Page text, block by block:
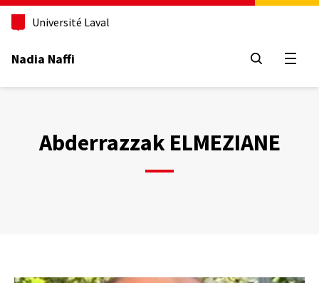
Aller
contenu
Université Laval
Nadia Naffi
Abderrazzak ELMEZIANE